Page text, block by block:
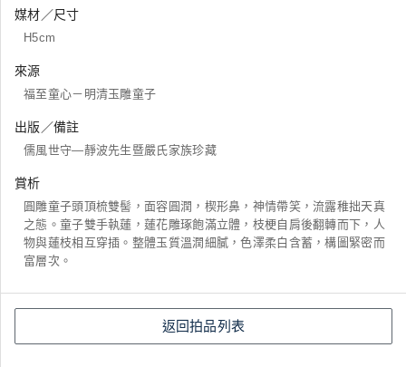
媒材／尺寸
H5cm
來源
福至童心－明清玉雕童子
出版／備註
儒風世守—靜波先生暨嚴氏家族珍藏
賞析
圓雕童子頭頂梳雙髻，面容圓潤，楔形鼻，神情帶笑，流露稚拙天真
之態。童子雙手執蓮，蓮花雕琢飽滿立體，枝梗自肩後翻轉而下，人
物與蓮枝相互穿插。整體玉質溫潤細膩，色澤柔白含蓄，構圖緊密而
富層次。
返回拍品列表